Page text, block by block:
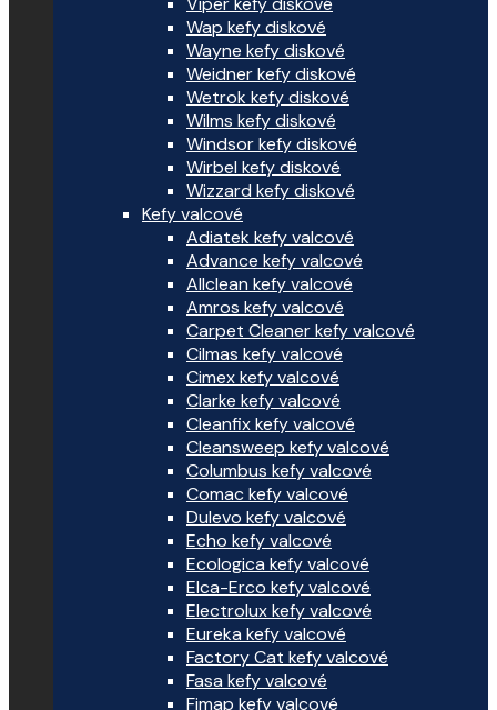
Wap kefy diskové
Wayne kefy diskové
Weidner kefy diskové
Wetrok kefy diskové
Wilms kefy diskové
Windsor kefy diskové
Wirbel kefy diskové
Wizzard kefy diskové
Kefy valcové
Adiatek kefy valcové
Advance kefy valcové
Allclean kefy valcové
Amros kefy valcové
Carpet Cleaner kefy valcové
Cilmas kefy valcové
Cimex kefy valcové
Clarke kefy valcové
Cleanfix kefy valcové
Cleansweep kefy valcové
Columbus kefy valcové
Comac kefy valcové
Dulevo kefy valcové
Echo kefy valcové
Ecologica kefy valcové
Elca-Erco kefy valcové
Electrolux kefy valcové
Eureka kefy valcové
Factory Cat kefy valcové
Fasa kefy valcové
Fimap kefy valcové